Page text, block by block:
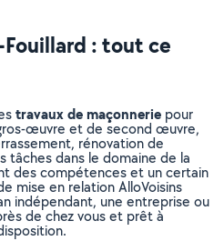
: tout ce
travaux de maçonnerie pour
œuvre et de second œuvre,
rénovation de
tâches dans le domaine de la
des compétences et un certain
mise en relation AlloVoisins
indépendant, une entreprise ou
de chez vous et prêt à